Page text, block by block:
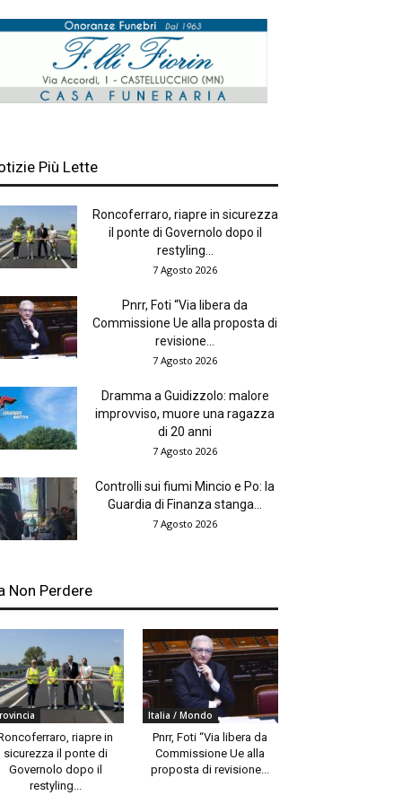
Più Lette
Roncoferraro, riapre in sicurezza
il ponte di Governolo dopo il
restyling...
7 Agosto 2026
Pnrr, Foti “Via libera da
Commissione Ue alla proposta di
revisione...
7 Agosto 2026
Dramma a Guidizzolo: malore
improvviso, muore una ragazza
di 20 anni
7 Agosto 2026
Controlli sui fiumi Mincio e Po: la
Guardia di Finanza stanga...
7 Agosto 2026
Non Perdere
riapre in
sicurezza il ponte di
Governolo dopo il
restyling...
Italia / Mondo
Pnrr, Foti “Via libera da
Commissione Ue alla
proposta di revisione...